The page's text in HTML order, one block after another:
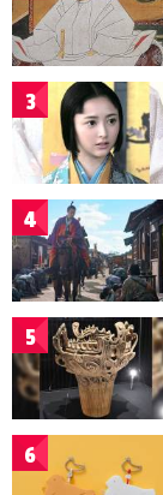
3
4
5
6